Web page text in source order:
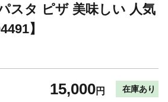
スタ ピザ 美味しい 人気
】
15,000円 在庫あり